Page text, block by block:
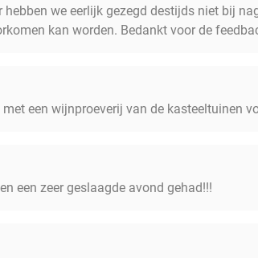
we eerlijk gezegd destijds niet bij
kan worden. Bedankt voor de
een wijnproeverij van de kasteeltuinen
een zeer geslaagde avond gehad!!!